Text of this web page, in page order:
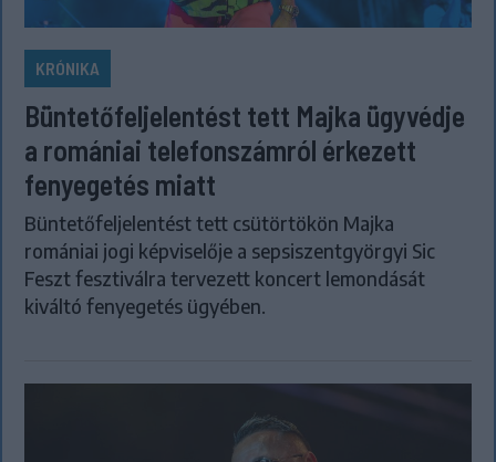
KRÓNIKA
Büntetőfeljelentést tett Majka ügyvédje
a romániai telefonszámról érkezett
fenyegetés miatt
Büntetőfeljelentést tett csütörtökön Majka
romániai jogi képviselője a sepsiszentgyörgyi Sic
Feszt fesztiválra tervezett koncert lemondását
kiváltó fenyegetés ügyében.